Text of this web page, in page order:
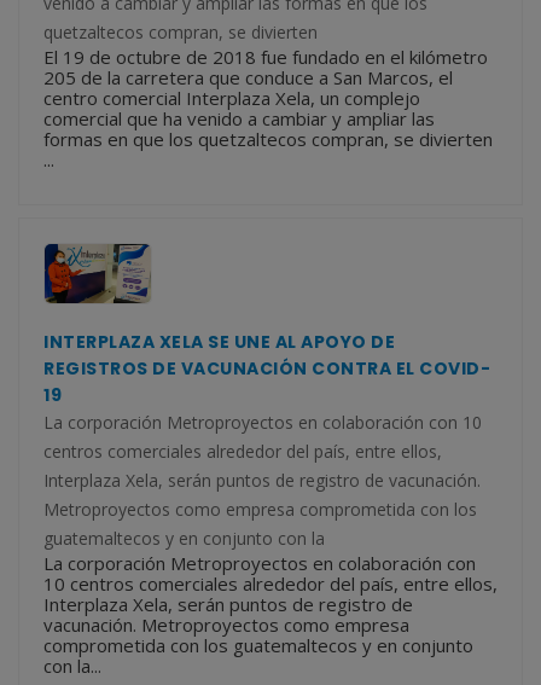
quetzaltecos compran, se divierten
El 19 de octubre de 2018 fue fundado en el kilómetro
205 de la carretera que conduce a San Marcos, el
centro comercial Interplaza Xela, un complejo
comercial que ha venido a cambiar y ampliar las
formas en que los quetzaltecos compran, se divierten
...
INTERPLAZA XELA SE UNE AL APOYO DE
REGISTROS DE VACUNACIÓN CONTRA EL COVID-
19
La corporación Metroproyectos en colaboración con 10
centros comerciales alrededor del país, entre ellos,
Interplaza Xela, serán puntos de registro de vacunación.
Metroproyectos como empresa comprometida con los
guatemaltecos y en conjunto con la
La corporación Metroproyectos en colaboración con
10 centros comerciales alrededor del país, entre ellos,
Interplaza Xela, serán puntos de registro de
vacunación. Metroproyectos como empresa
comprometida con los guatemaltecos y en conjunto
con la...